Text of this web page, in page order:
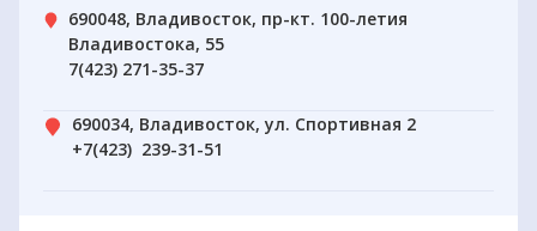
690048, Владивосток, пр-кт. 100-летия
Владивостока, 55
7(423) 271-35-37
690034, Владивосток, ул. Спортивная 2
+7(423) 239-31-51